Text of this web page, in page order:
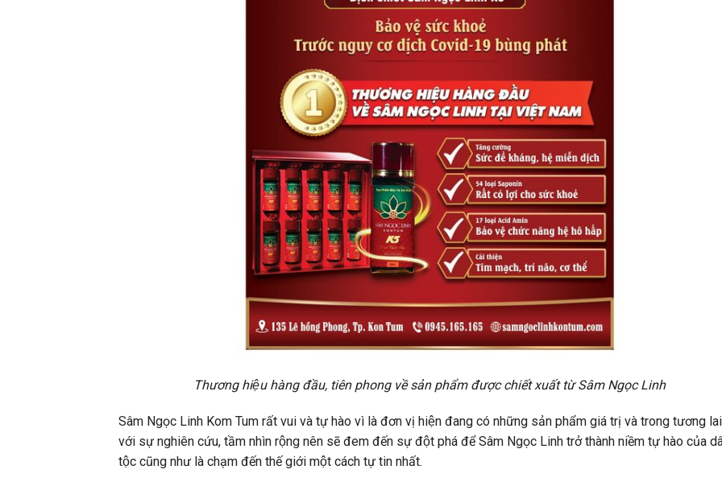
Thương hiệu hàng đầu, tiên phong về sản phẩm được chiết xuất từ Sâm Ngọc Linh
Sâm Ngọc Linh Kom Tum rất vui và tự hào vì là đơn vị hiện đang có những sản phẩm giá trị và trong tương lai
với sự nghiên cứu, tầm nhìn rộng nên sẽ đem đến sự đột phá để Sâm Ngọc Linh trở thành niềm tự hào của
tộc cũng như là chạm đến thế giới một cách tự tin nhất.